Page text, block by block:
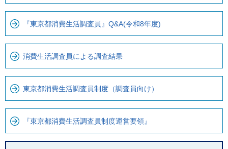
で
す
カ
ル
ビ
で
す
『東京都消費生活調査員』Q&A(令和8年度)
消費生活調査員による調査結果
東京都消費生活調査員制度（調査員向け）
『東京都消費生活調査員制度運営要領』